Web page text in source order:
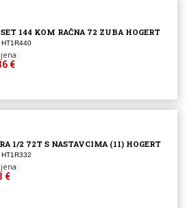
144 KOM RAČNA 72 ZUBA HOGERT
€
1/2 72T S NASTAVCIMA (11) HOGERT
€